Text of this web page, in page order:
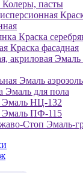
Колеры, пасты
Краска
Краска фасадная
Эмаль
Эмаль
Эмаль для пола
Эмаль НЦ-132
Эмаль ПФ-115
Эмаль-